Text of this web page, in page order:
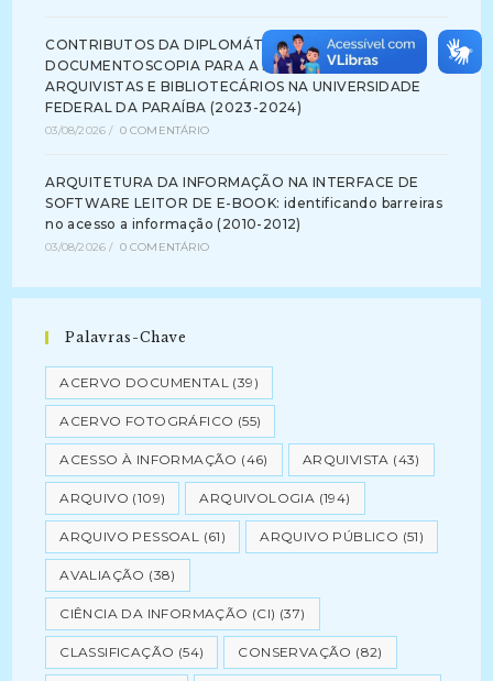
CONTRIBUTOS DA DIPLOMÁTICA E DA
DOCUMENTOSCOPIA PARA A FORMAÇÃO DE
ARQUIVISTAS E BIBLIOTECÁRIOS NA UNIVERSIDADE
FEDERAL DA PARAÍBA (2023-2024)
03/08/2026 / 0 COMENTÁRIO
ARQUITETURA DA INFORMAÇÃO NA INTERFACE DE
SOFTWARE LEITOR DE E-BOOK: identificando barreiras
no acesso a informação (2010-2012)
03/08/2026 / 0 COMENTÁRIO
Palavras-Chave
ACERVO DOCUMENTAL (39)
ACERVO FOTOGRÁFICO (55)
ACESSO À INFORMAÇÃO (46) ARQUIVISTA (43)
ARQUIVO (109) ARQUIVOLOGIA (194)
ARQUIVO PESSOAL (61) ARQUIVO PÚBLICO (51)
AVALIAÇÃO (38)
CIÊNCIA DA INFORMAÇÃO (CI) (37)
CLASSIFICAÇÃO (54) CONSERVAÇÃO (82)